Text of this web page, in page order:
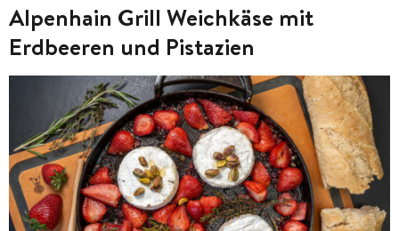
Alpenhain Grill Weichkäse mit
Erdbeeren und Pistazien